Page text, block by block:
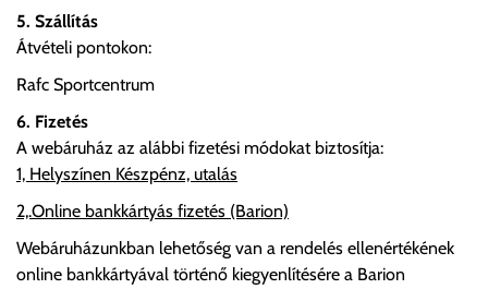
5. Szállítás
Átvételi pontokon:
Rafc Sportcentrum
6. Fizetés
A webáruház az alábbi fizetési módokat biztosítja:
1, Helyszínen Készpénz, utalás
2,.Online bankkártyás fizetés (Barion)
Webáruházunkban lehetőség van a rendelés ellenértékének
online bankkártyával történő kiegyenlítésére a Barion